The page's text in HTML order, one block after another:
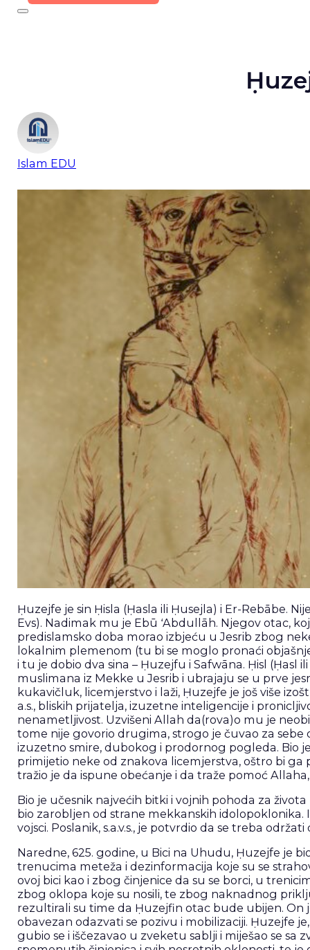
Islam EDU
Ḥuzejfe je sin Ḥisla (Ḥasla ili Ḥusejla) i Er-Rebābe.
Evs). Nadimak mu je Ebū ʻAbdullāh. Njegov otac,
predislamsko doba morao izbjeću u Jesrib zbog
lokalnim plemenom (tu bi se moglo pronaći
i tu je dobio dva sina – Ḥuzejfu i Safwāna. Ḥisl (Ḥasl
muslimana iz Mekke u Jesrib i ubrajaju se u prve
kukavičluk, licemjerstvo i laži, Ḥuzejfe je još više
a.s., bliskih prijatelja, izuzetne inteligencije i
nenametljivost. Uzvišeni Allah da(rova)o mu je
tome nije govorio drugima, strogo je čuvao za sebe
izuzetno smire, dubokog i prodornog pogleda. Bio
primijetio neke od znakova licemjerstva, oštro bi
tražio je da ispune obećanje i da traže pomoć
Bio je učesnik najvećih bitki i vojnih pohoda za
bio zarobljen od strane mekkanskih
vojsci. Poslanik, s.a.v.s., je potvrdio da se treba
Naredne, 625. godine, u Bici na Uhudu, Ḥuzejfe je
trenucima meteža i dezinformacija koje su se
ovoj bici kao i zbog činjenice da su se borci, u
zbog oklopa koje su nosili, te zbog naknadnog
rezultirali su time da Ḥuzejfin otac bude ubijen. On
obavezan odazvati se pozivu i mobilizaciji. Ḥuzejfe
gubio se i iščezavao u zveketu sablji i miješao se sa